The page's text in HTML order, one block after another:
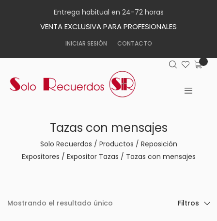
Entrega habitual en 24-72 horas
VENTA EXCLUSIVA PARA PROFESIONALES
INICIAR SESIÓN CONTACTO
Tazas con mensajes
Solo Recuerdos / Productos / Reposición
Expositores / Expositor Tazas / Tazas con mensajes
Mostrando el resultado único Filtros